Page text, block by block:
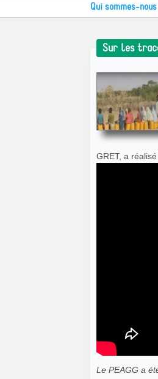
Qui sommes-
Sur les
GRET, a réalisé
Le PEAGG a